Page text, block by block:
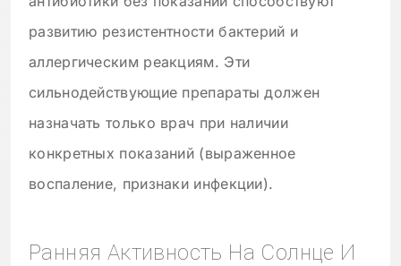
развитию резистентности бактерий и
аллергическим реакциям. Эти
сильнодействующие препараты должен
назначать только врач при наличии
конкретных показаний (выраженное
воспаление, признаки инфекции).
Ранняя Активность На Солнце И